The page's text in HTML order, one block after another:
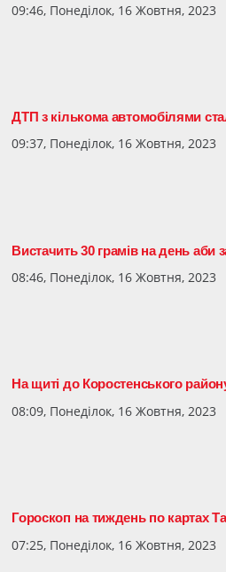
09:46, Понеділок, 16 Жовтня, 2023
ДТП з кількома автомобілями
09:37, Понеділок, 16 Жовтня, 2023
Вистачить 30 грамів на день аби
08:46, Понеділок, 16 Жовтня, 2023
На щиті до Коростенського
08:09, Понеділок, 16 Жовтня, 2023
Гороскоп на тиждень по картах
07:25, Понеділок, 16 Жовтня, 2023